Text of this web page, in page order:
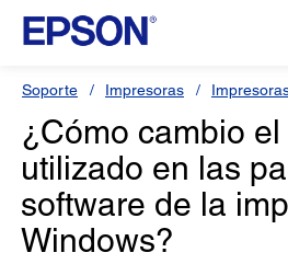
Soporte Impresoras
¿Cómo cambio
utilizado en las
software de la
Windows?